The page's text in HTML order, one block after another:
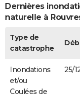
Dernières
naturelle à
Type de
catastrophe
Inondations
et/ou
Coulées de
25/